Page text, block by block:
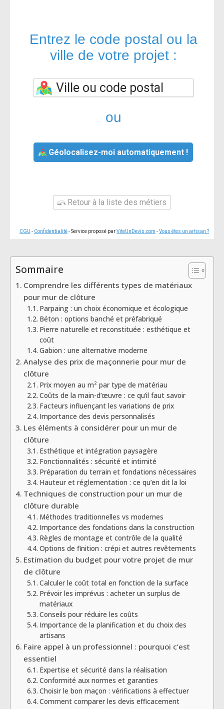
Entrez le code postal ou la
ville de votre projet :
ou
Géolocalisez-moi automatiquement !
Retour à la liste des métiers
CGU - Confidentialité- Service proposé parViteUnDevis.com -Vous êtes un artisan ?
Sommaire
Comprendre les différents types de matériaux
pour mur de clôture
Parpaing : un choix économique et écologique
Béton : options banché et préfabriqué
Pierre naturelle et reconstituée : esthétique et
coût
Gabion : une alternative moderne
Analyse des prix de maçonnerie pour mur de
clôture
Prix moyen au m² par type de matériau
Coûts de la main-d’œuvre : ce qu’il faut savoir
Facteurs influençant les variations de prix
Importance des devis personnalisés
Les éléments à considérer pour un mur de
clôture
Esthétique et intégration paysagère
Fonctionnalités : sécurité et intimité
Préparation du terrain et fondations nécessaires
Hauteur et réglementation : ce qu’en dit la loi
Techniques de construction pour un mur de
clôture durable
Méthodes traditionnelles vs modernes
Importance des fondations dans la construction
Règles de montage et contrôle de la qualité
Options de finition : crépi et autres revêtements
Estimation du budget pour votre projet de mur
de clôture
Calculer le coût total en fonction de la surface
Prévoir les imprévus : acheter un surplus de
matériaux
Conseils pour réduire les coûts
Importance de la planification et du choix des
artisans
Faire appel à un professionnel : pourquoi c’est
essentiel
Expertise et sécurité dans la réalisation
Conformité aux normes et garanties
Choisir le bon maçon : vérifications à effectuer
Comment comparer les devis efficacement